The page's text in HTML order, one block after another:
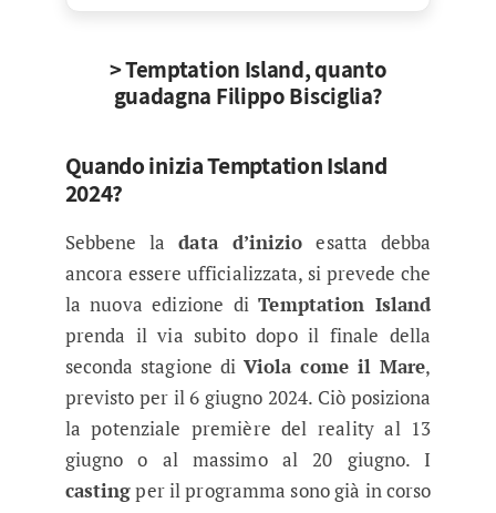
> Temptation Island, quanto
guadagna Filippo Bisciglia?
Quando inizia Temptation Island
2024?
Sebbene ladata d’inizio esatta debba
ancora essere ufficializzata, si prevede che
la nuova edizione diTemptation Island
prenda il via subito dopo il finale della
seconda stagione diViola come il Mare,
previsto per il 6 giugno 2024. Ciò posiziona
la potenziale première del reality al 13
giugno o al massimo al 20 giugno. I
castingper il programma sono già in corso